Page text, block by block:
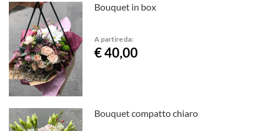
Bouquet in box
A partire da:
€ 40,00
Bouquet compatto chiaro